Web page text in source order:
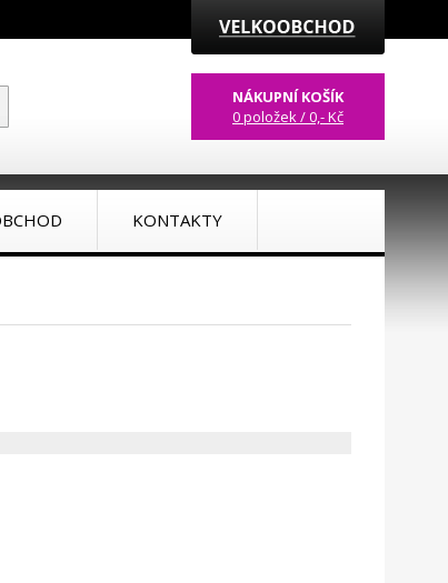
NÁKUPNÍ KOŠÍK
0 položek / 0,- Kč
KONTAKTY